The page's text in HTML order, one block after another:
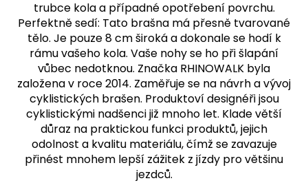
trubce kola a případné opotřebení povrchu.
Perfektně sedí: Tato brašna má přesně tvarované
tělo. Je pouze 8 cm široká a dokonale se hodí k
rámu vašeho kola. Vaše nohy se ho při šlapání
vůbec nedotknou. Značka RHINOWALK byla
založena v roce 2014. Zaměřuje se na návrh a vývoj
cyklistických brašen. Produktoví designéři jsou
cyklistickými nadšenci již mnoho let. Klade větší
důraz na praktickou funkci produktů, jejich
odolnost a kvalitu materiálu, čímž se zavazuje
přinést mnohem lepší zážitek z jízdy pro většinu
jezdců.